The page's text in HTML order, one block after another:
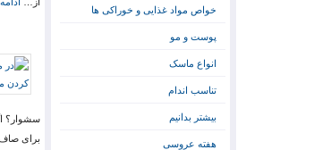
برای
خواص مواد غذایی و خوراکی ها
پوست و مو
انواع ماسک
تناسب اندام
بیشتر بدانیم
هفته عروسی